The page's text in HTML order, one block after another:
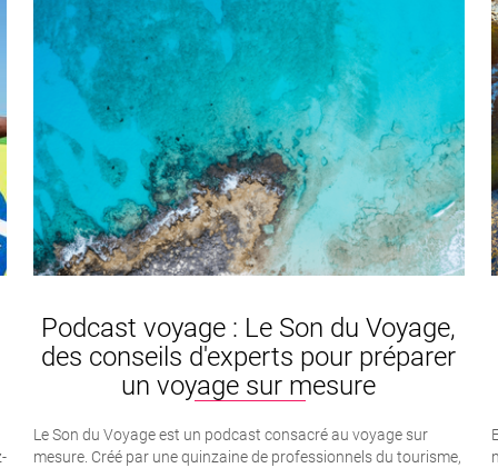
Podcast voyage : Le Son du Voyage,
des conseils d'experts pour préparer
un voyage sur mesure
Le Son du Voyage est un podcast consacré au voyage sur
mesure. Créé par une quinzaine de professionnels du tourisme,